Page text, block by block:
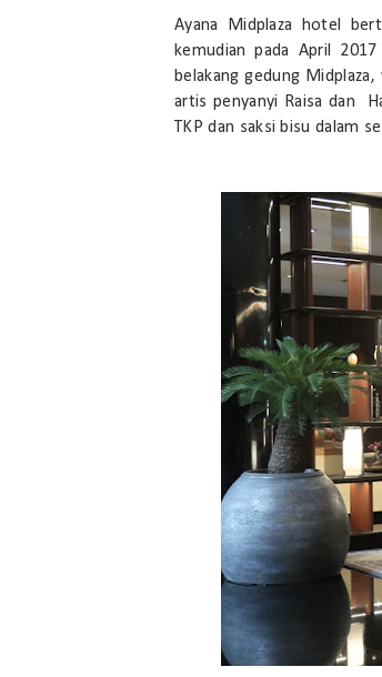
Ayana Midplaza hotel
kemudian pada April
belakang gedung
artis penyanyi Raisa dan
TKP dan saksi bisu dalam